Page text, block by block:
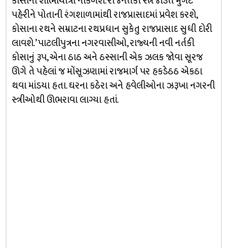
પહેરીને પોતાની રંગશાળામાંથી રાજપ્રાસાદમાં પ્રવેશ કરશે,
કોસાના રથને સમ્રાટના રથપ્રધાન સુકેતુ રાજપ્રાસાદ સુધી દોરી
લાવશે.’ પાટલીપુત્રના નગરવાસીઓ, રાજ્યની નવી નર્તકી
કોસાનું રૂપ, એના ઠાઠ અને ઠસ્સાની એક ઝલક જોવા સૂરજ
ઊગે તે પહેલાં જ મોંસૂઝણામાં રાજમાર્ગ પર હકડેઠઠ એકઠા
થવા માંડયા હતા. ઘરના કઠેરા અને હવેલીઓના ઝરૂખા નગરની
સ્ત્રીઓથી ઊભરાવા લાગ્યા હતાં.